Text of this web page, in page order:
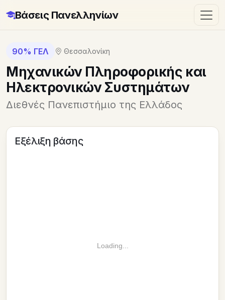
Βάσεις Πανελληνίων
90% ΓΕΛ Θεσσαλονίκη
Μηχανικών Πληροφορικής και
Ηλεκτρονικών Συστημάτων
Διεθνές Πανεπιστήμιο της Ελλάδος
Εξέλιξη βάσης
Loading...